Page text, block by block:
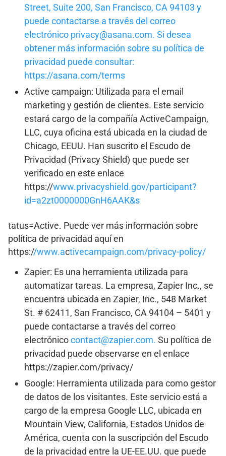
Street, Suite 200, San Francisco, CA 94103 y
puede contactarse a través del correo
electrónico privacy@asana.com. Si desea
obtener más información sobre su política de
privacidad puede consultar:
https://asana.com/terms
Active campaign: Utilizada para el email
marketing y gestión de clientes. Este servicio
estará cargo de la compañía ActiveCampaign,
LLC, cuya oficina está ubicada en la ciudad de
Chicago, EEUU. Han suscrito el Escudo de
Privacidad (Privacy Shield) que puede ser
verificado en este enlace
https://www.privacyshield.gov/participant?
id=a2zt0000000GnH6AAK&s
tatus=Active. Puede ver más información sobre
política de privacidad aquí en
https://www.activecampaign.com/privacy-policy/
Zapier: Es una herramienta utilizada para
automatizar tareas. La empresa, Zapier Inc., se
encuentra ubicada en Zapier, Inc., 548 Market
St. # 62411, San Francisco, CA 94104 – 5401 y
puede contactarse a través del correo
electrónicocontact@zapier.com. Su política de
privacidad puede observarse en el enlace
https://zapier.com/privacy/
Google: Herramienta utilizada para como gestor
de datos de los visitantes. Este servicio está a
cargo de la empresa Google LLC, ubicada en
Mountain View, California, Estados Unidos de
América, cuenta con la suscripción del Escudo
de la privacidad entre la UE-EE.UU. que puede